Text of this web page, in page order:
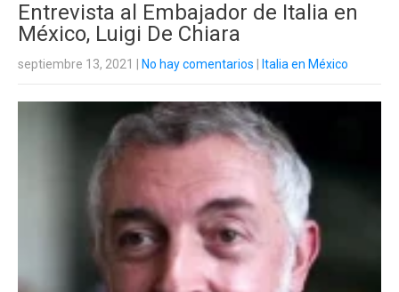
Entrevista al Embajador de Italia en
México, Luigi De Chiara
septiembre 13, 2021 No hay comentarios Italia en México